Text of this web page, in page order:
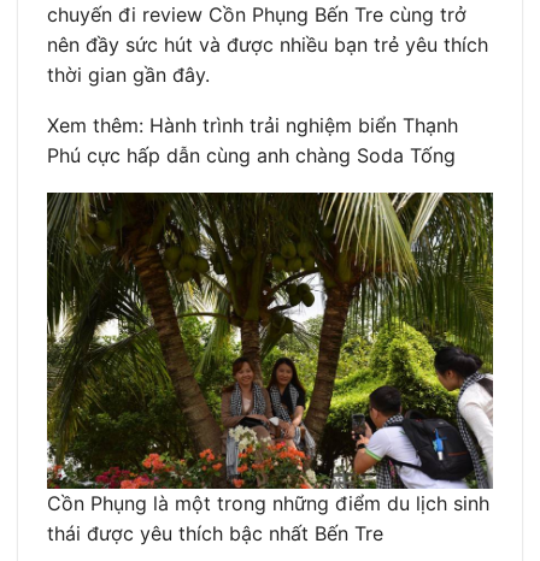
chuyến đi review Cồn Phụng Bến Tre cùng trở
nên đầy sức hút và được nhiều bạn trẻ yêu thích
thời gian gần đây.
Xem thêm: Hành trình trải nghiệm biển Thạnh
Phú cực hấp dẫn cùng anh chàng Soda Tống
Cồn Phụng là một trong những điểm du lịch sinh
thái được yêu thích bậc nhất Bến Tre